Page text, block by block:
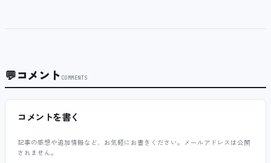
💬コメント COMMENTS
コメントを書く
記事の感想や追加情報など、お気軽にお書きください。メールアドレスは公開
されません。